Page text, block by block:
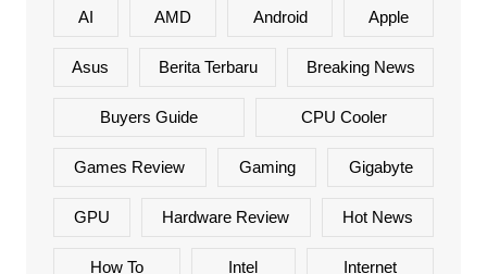
AI AMD Android Apple
Asus Berita Terbaru Breaking News
Buyers Guide CPU Cooler
Games Review Gaming Gigabyte
GPU Hardware Review Hot News
How To Intel Internet